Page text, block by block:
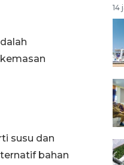
susu dan
bahan
14